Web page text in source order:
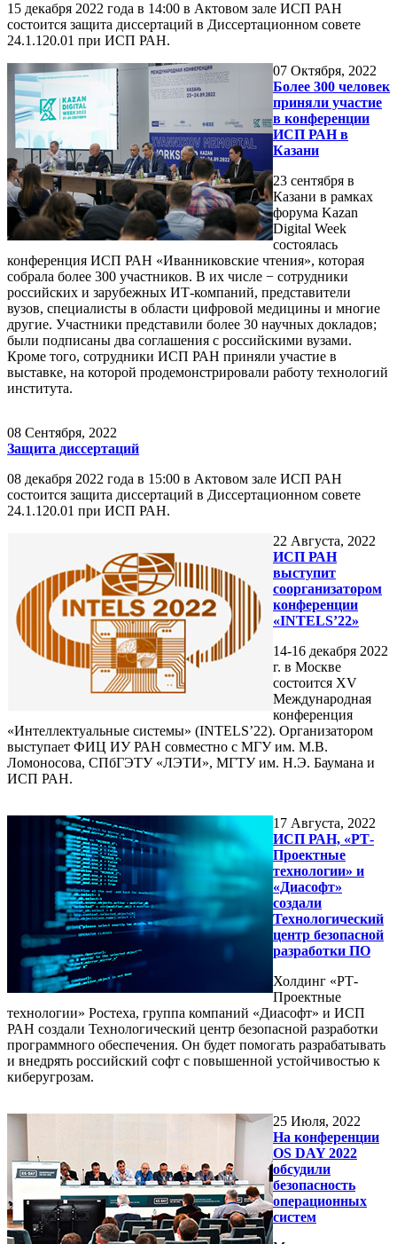
15 декабря 2022 года в 14:00 в Актовом зале ИСП РАН
состоится защита диссертаций в Диссертационном совете
24.1.120.01 при ИСП РАН.
07 Октября, 2022
Более 300 человек
приняли участие
в конференции
ИСП РАН в
Казани
23 сентября в
Казани в рамках
форума Kazan
Digital Week
состоялась
конференция ИСП РАН «Иванниковские чтения», которая
собрала более 300 участников. В их числе − сотрудники
российских и зарубежных ИТ-компаний, представители
вузов, специалисты в области цифровой медицины и многие
другие. Участники представили более 30 научных докладов;
были подписаны два соглашения с российскими вузами.
Кроме того, сотрудники ИСП РАН приняли участие в
выставке, на которой продемонстрировали работу технологий
института.
08 Сентября, 2022
Защита диссертаций
08 декабря 2022 года в 15:00 в Актовом зале ИСП РАН
состоится защита диссертаций в Диссертационном совете
24.1.120.01 при ИСП РАН.
22 Августа, 2022
ИСП РАН
выступит
соорганизатором
конференции
«INTELS’22»
14-16 декабря 2022
г. в Москве
состоится XV
Международная
конференция
«Интеллектуальные системы» (INTELS’22). Организатором
выступает ФИЦ ИУ РАН совместно с МГУ им. М.В.
Ломоносова, СПбГЭТУ «ЛЭТИ», МГТУ им. Н.Э. Баумана и
ИСП РАН.
17 Августа, 2022
ИСП РАН, «РТ-
Проектные
технологии» и
«Диасофт»
создали
Технологический
центр безопасной
разработки ПО
Холдинг «РТ-
Проектные
технологии» Ростеха, группа компаний «Диасофт» и ИСП
РАН создали Технологический центр безопасной разработки
программного обеспечения. Он будет помогать разрабатывать
и внедрять российский софт с повышенной устойчивостью к
киберугрозам.
25 Июля, 2022
На конференции
OS DAY 2022
обсудили
безопасность
операционных
систем